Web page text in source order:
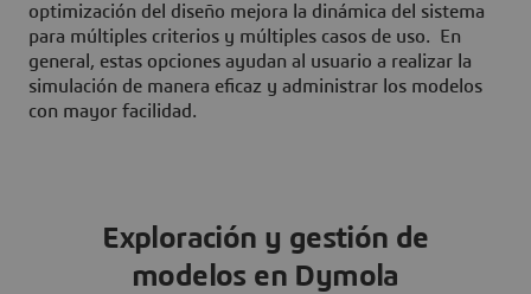
optimización del diseño mejora la dinámica del sistema
para múltiples criterios y múltiples casos de uso. En
general, estas opciones ayudan al usuario a realizar la
simulación de manera eficaz y administrar los modelos
con mayor facilidad.
Exploración y gestión de
modelos en Dymola